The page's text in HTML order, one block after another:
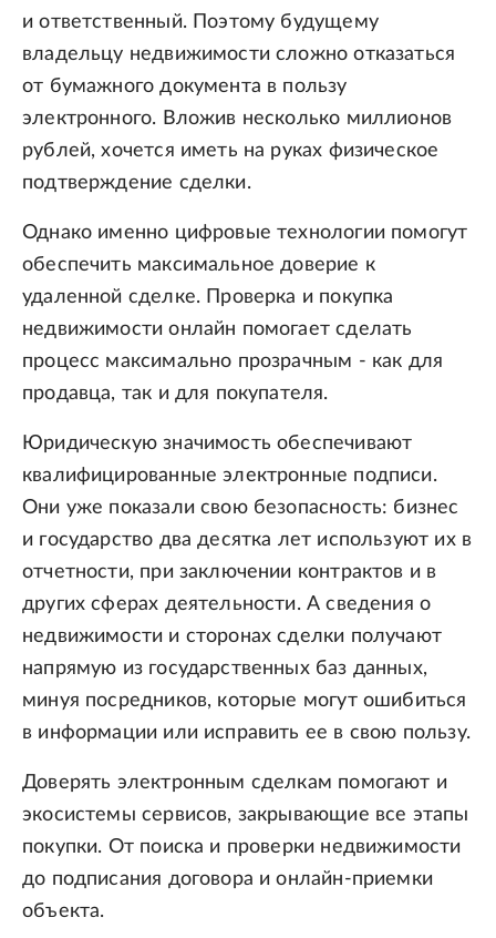
и ответственный. Поэтому будущему
владельцу недвижимости сложно отказаться
от бумажного документа в пользу
электронного. Вложив несколько миллионов
рублей, хочется иметь на руках физическое
подтверждение сделки.
Однако именно цифровые технологии помогут
обеспечить максимальное доверие к
удаленной сделке. Проверка и покупка
недвижимости онлайн помогает сделать
процесс максимально прозрачным - как для
продавца, так и для покупателя.
Юридическую значимость обеспечивают
квалифицированные электронные подписи.
Они уже показали свою безопасность: бизнес
и государство два десятка лет используют их в
отчетности, при заключении контрактов и в
других сферах деятельности. А сведения о
недвижимости и сторонах сделки получают
напрямую из государственных баз данных,
минуя посредников, которые могут ошибиться
в информации или исправить ее в свою пользу.
Доверять электронным сделкам помогают и
экосистемы сервисов, закрывающие все этапы
покупки. От поиска и проверки недвижимости
до подписания договора и онлайн-приемки
объекта.